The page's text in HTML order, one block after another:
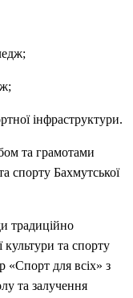
інфраструктури.
та грамотами
спорту Бахмутської
традиційно
культури та спорту
«Спорт для всіх» з
та залучення